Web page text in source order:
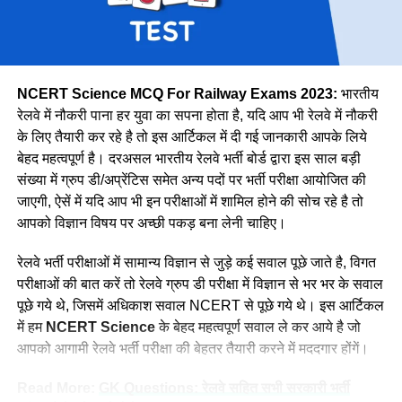
वे कहती है कि उनके इस काम को लेकर कई लोग ताने सुनाते है लेकिन वे
लोगों की बातों पर ध्यान नहीं देती है और अपना काम पूरे मन से करती है।
नीलम मानती है कि महिलाओ को हर क्षेत्र में आना चाहिए। क्योंकि महिला
पुरुष से बेहतर काम कर सकती है।
18383
उत्तर
38967
उत्तर पश्चिमी
15207
दक्षिण मध्य
16947
दक्षिण पूर्व मध्य
8025
दक्षिण पूर्व
17661
दक्षिण
22357
दक्षिण पश्चिम
6581
पश्चिम मध्य
11636
पश्चिम
30667
NCERT Science MCQ For Railway Exams 2023: भारतीय
रेलवे में नौकरी पाना हर युवा का सपना होता है, यदि आप भी रेलवे में नौकरी
के लिए तैयारी कर रहे है तो इस आर्टिकल में दी गई जानकारी आपके लिये
बेहद महत्वपूर्ण है। दरअसल भारतीय रेलवे भर्ती बोर्ड द्वारा इस साल बड़ी
संख्या में ग्रुप डी/अप्रेंटिस समेत अन्य पदों पर भर्ती परीक्षा आयोजित की
जाएगी, ऐसें में यदि आप भी इन परीक्षाओं में शामिल होने की सोच रहे है तो
आपको विज्ञान विषय पर अच्छी पकड़ बना लेनी चाहिए।
रेलवे भर्ती परीक्षाओं में सामान्य विज्ञान से जुड़े कई सवाल पूछे जाते है, विगत
परीक्षाओं की बात करें तो रेलवे ग्रुप डी परीक्षा में विज्ञान से भर भर के सवाल
पूछे गये थे, जिसमें अधिकाश सवाल NCERT से पूछे गये थे। इस आर्टिकल
में हम NCERT Scienceके बेहद महत्वपूर्ण सवाल ले कर आये है जो
आपको आगामी रेलवे भर्ती परीक्षा की बेहतर तैयारी करने में मददगार होंगें।